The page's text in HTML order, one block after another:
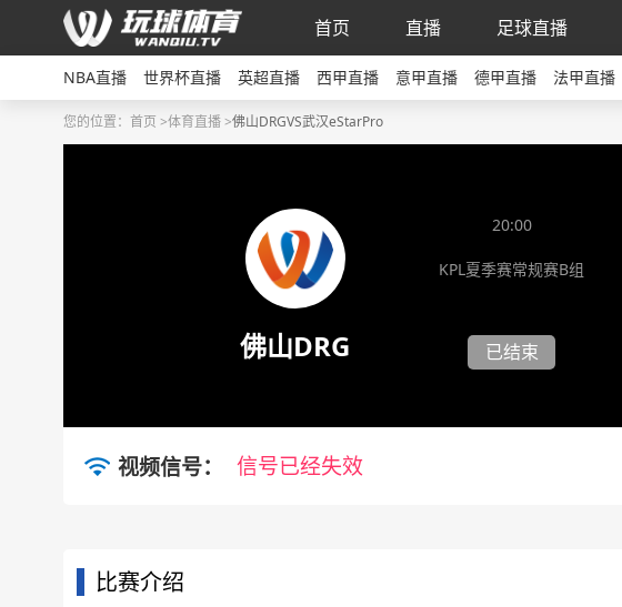
首页 直播 足球直播
NBA直播 世界杯直播 英超直播 西甲直播 意甲直播 德甲直播 法甲直播
您的位置： 首页 >体育直播 >佛山DRGVS武汉eStarPro
佛山DRG
20:00
KPL夏季赛常规赛B组
已结束
视频信号： 信号已经失效
比赛介绍